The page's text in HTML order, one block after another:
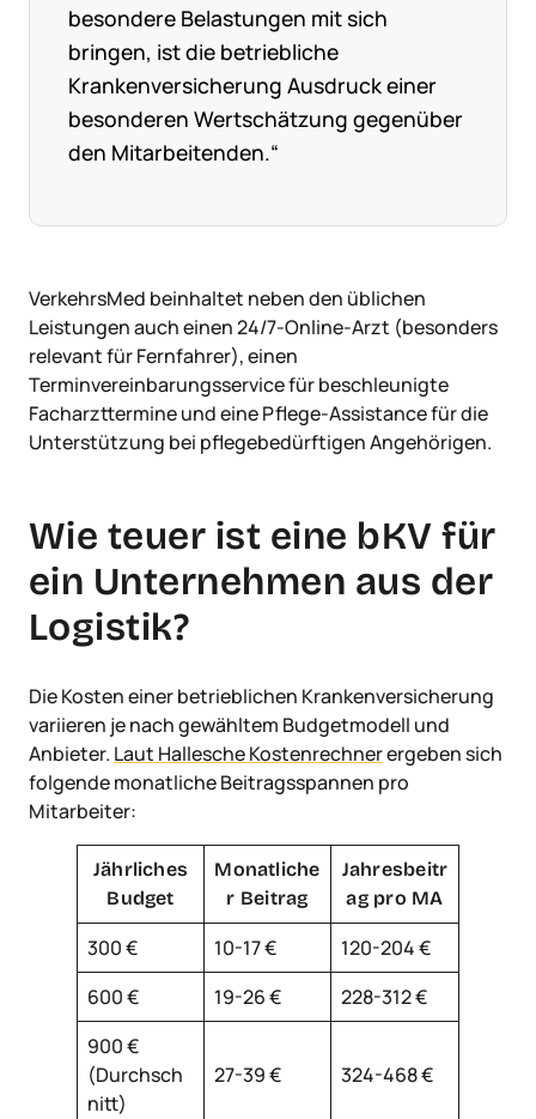
besondere Belastungen mit sich
bringen, ist die betriebliche
Krankenversicherung Ausdruck einer
besonderen Wertschätzung gegenüber
den Mitarbeitenden.“
VerkehrsMed beinhaltet neben den üblichen
Leistungen auch einen 24/7-Online-Arzt (besonders
relevant für Fernfahrer), einen
Terminvereinbarungsservice für beschleunigte
Facharzttermine und eine Pflege-Assistance für die
Unterstützung bei pflegebedürftigen Angehörigen.
Wie teuer ist eine bKV für
ein Unternehmen aus der
Logistik?
Die Kosten einer betrieblichen Krankenversicherung
variieren je nach gewähltem Budgetmodell und
Anbieter. Laut Hallesche Kostenrechnerergeben sich
folgende monatliche Beitragsspannen pro
Mitarbeiter:
Jährliches
Budget
Monatliche
r Beitrag
Jahresbeitr
ag pro MA
300 € 10-17 €
120-204 €
600 €
19-26 €
228-312 €
900 €
(Durchsch
nitt)
27-39 € 324-468 €